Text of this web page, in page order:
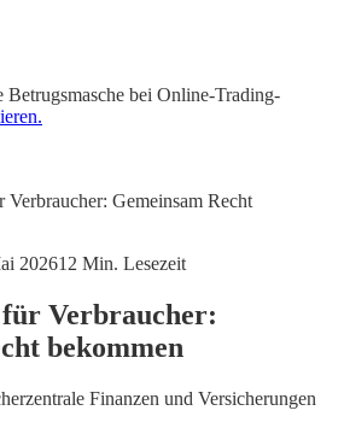
bei Online-Trading-
Verbraucher: Gemeinsam Recht
202612 Min. Lesezeit
Verbraucher:
bekommen
Finanzen und Versicherungen